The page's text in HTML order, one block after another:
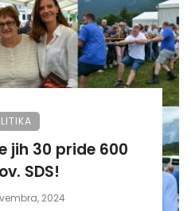
članov. SDS!
2024